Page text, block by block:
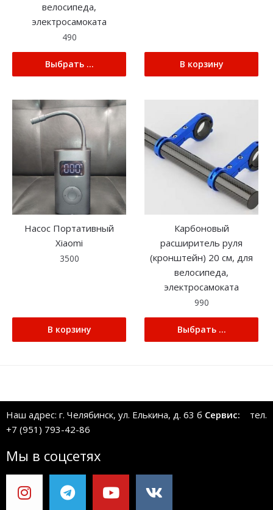
велосипеда,
электросамоката
490
Выбрать ... В корзину
Насос Портативный
Xiaomi
3500
В корзину
Карбоновый
расширитель руля
(кронштейн) 20 см, для
велосипеда,
электросамоката
990
Выбрать ...
Наш адрес: г. Челябинск, ул. Елькина, д. 63 б Сервис: тел.
+7 (951) 793-42-86
Мы в соцсетях